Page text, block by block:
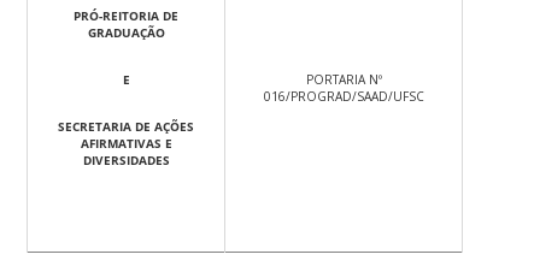
PRÓ-REITORIA DE
GRADUAÇÃO
E
SECRETARIA DE AÇÕES
AFIRMATIVAS E
DIVERSIDADES
PORTARIA Nº
016/PROGRAD/SAAD/UFSC